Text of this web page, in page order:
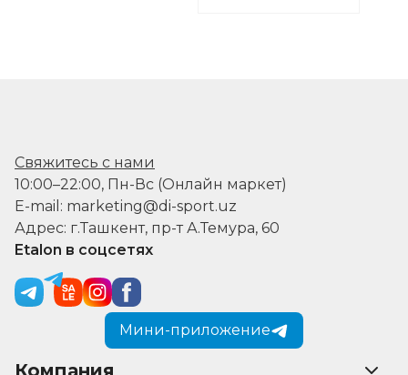
Свяжитесь с нами
10:00–22:00, Пн-Вс (Онлайн маркет)
E-mail: marketing@di-sport.uz
Адрес: г.Ташкент, пр-т А.Темура, 60
Etalon в соцсетях
Мини-приложение
Компания